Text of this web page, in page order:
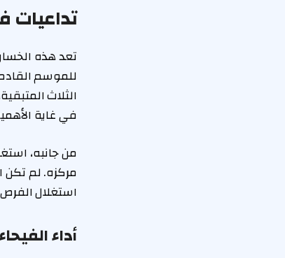
تداعيات
تعد هذه
للموسم
الثلاث
في غاية
من جانبه،
مركزه. لم تكن
استغلال
أداء